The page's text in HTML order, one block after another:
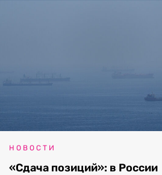
НОВОСТИ
«Сдача позиций»: в России